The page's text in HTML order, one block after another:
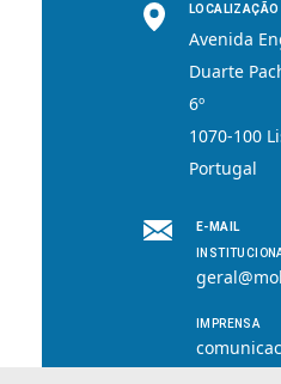
LOCALIZAÇÃO
Avenida
Duarte
6º
1070-100
Portugal
E-MAIL
IMPRENSA